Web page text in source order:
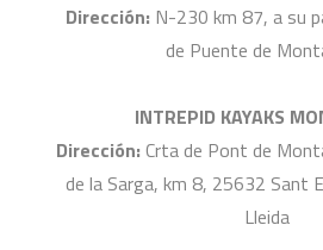
Dirección: N-230 km 87, a su
de Puente de
INTREPID KAYAKS
Dirección: Crta de Pont de
de la Sarga, km 8, 25632 Sant
Lleida